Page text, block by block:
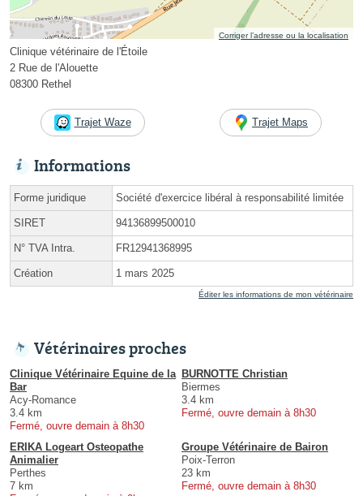
Corriger l’adresse ou la localisation
Clinique vétérinaire de l'Étoile
2 Rue de l'Alouette
08300 Rethel
Trajet Waze Trajet Maps
Informations
Forme juridique Société d'exercice libéral à responsabilité limitée
SIRET 94136899500010
N° TVA Intra. FR12941368995
Création 1 mars 2025
Éditer les informations de mon vétérinaire
Vétérinaires proches
Clinique Vétérinaire Equine de la
Bar
Acy-Romance
3.4 km
Fermé, ouvre demain à 8h30
BURNOTTE Christian
Biermes
3.4 km
Fermé, ouvre demain à 8h30
ERIKA Logeart Osteopathe
Animalier
Perthes
7 km
Groupe Vétérinaire de Bairon
Poix-Terron
23 km
Fermé, ouvre demain à 8h30